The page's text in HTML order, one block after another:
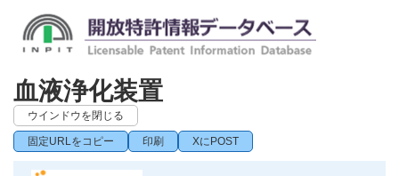
血液浄化装置
ウインドウを閉じる
固定URLをコピー 印刷 XにPOST